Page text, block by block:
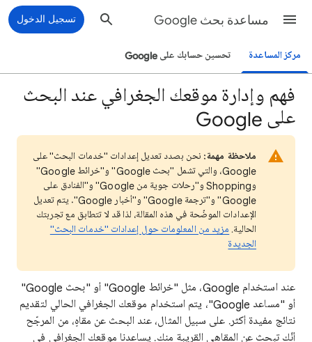
مساعدة بحث Google تسجيل الدخول
مركز المساعدة تحسين حسابك على Google
فهم وإدارة موقعك الجغرافي عند البحث
على Google
ملاحظة مهمة: نحن بصدد تعديل إعدادات "خدمات البحث" على
Google، والتي تشمل "بحث Google" و"خرائط Google"
وShopping و"رحلات جوية من Google" و"الفنادق على
Google" و"ترجمة Google" و"أخبار Google". يتم تعديل
الإعدادات الموضّحة في هذه المقالة، لذا قد لا تتطابق مع تجربتك
الحالية. مزيد من المعلومات حول إعدادات "خدمات البحث"
الجديدة
عند
استخدام Google، مثل "خرائط Google" أو "بحث Google"
أو "مساعد Google"، يتم استخدام موقعك الجغرافي الحالي لتقديم
نتائج مفيدة أكثر. على سبيل المثال، عند البحث عن مقاهٍ، من المرجّح
أنّك تبحث عن المقاهي القريبة منك. يساعدنا موقعك الجغرافي في